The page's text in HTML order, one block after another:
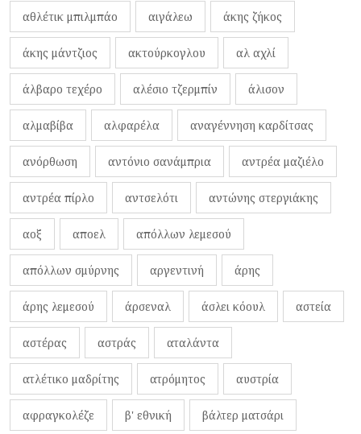
αθλέτικ μπιλμπάο αιγάλεω άκης ζήκος
άκης μάντζιος ακτούρκογλου αλ αχλί
άλβαρο τεχέρο αλέσιο τζερμπίν άλισον
αλμαβίβα αλφαρέλα αναγέννηση καρδίτσας
ανόρθωση αντόνιο σανάμπρια αντρέα μαζιέλο
αντρέα πίρλο αντσελότι αντώνης στεργιάκης
αοξ αποελ απόλλων λεμεσού
απόλλων σμύρνης αργεντινή άρης
άρης λεμεσού άρσεναλ άσλει κόουλ αστεία
αστέρας αστράς αταλάντα
ατλέτικο μαδρίτης ατρόμητος αυστρία
αφραγκολέζε β' εθνική βάλτερ ματσάρι